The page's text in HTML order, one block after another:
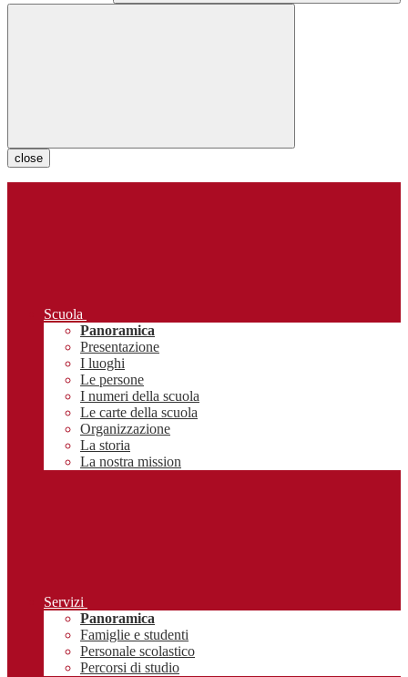
close
Scuola
Panoramica
Presentazione
I luoghi
Le persone
I numeri della scuola
Le carte della scuola
Organizzazione
La storia
La nostra mission
Servizi
Panoramica
Famiglie e studenti
Personale scolastico
Percorsi di studio